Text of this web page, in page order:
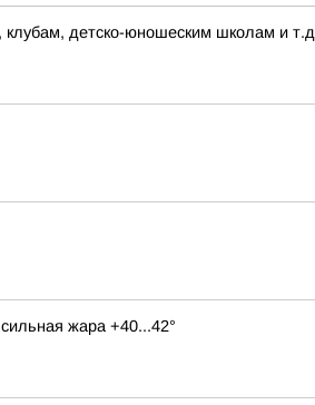
клубам, детско-юношеским школам и т.д
жара +40...42°